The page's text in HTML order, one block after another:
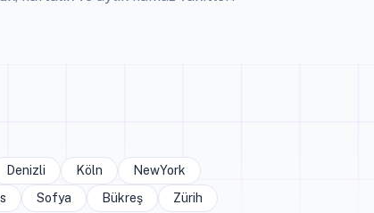
Denizli Köln
NewYork
Sofya Bükreş Zürih